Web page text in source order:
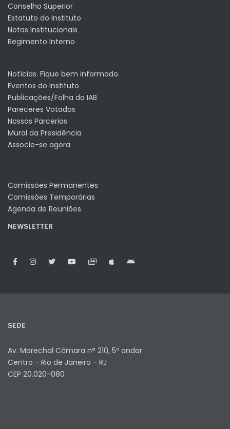
Conselho Superior
Estatuto do Instituto
Notas Institucionais
Regimento Interno
Notícias. Fique bem informado.
Eventos do Instituto
Publicações/Folha do IAB
Pareceres Votados
Nossas Parcerias
Mural da Presidência
Associe-se agora
Comissões Permanentes
Comissões Temporárias
Agenda de Reuniões
NEWSLETTER
SEDE
Av. Marechal Câmara n° 210, 5º andar
Centro - Rio de Janeiro - RJ
CEP 20.020-080